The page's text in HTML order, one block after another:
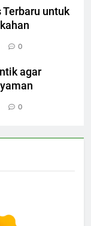
untuk
0
agar
0